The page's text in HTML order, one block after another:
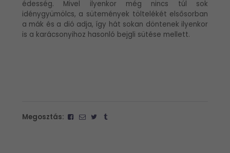
édesség. Mivel ilyenkor még nincs túl sok
idénygyümölcs, a sütemények töltelékét elsősorban
a mák és a dió adja, így hát sokan döntenek ilyenkor
is a karácsonyihoz hasonló bejgli sütése mellett.
Megosztás: